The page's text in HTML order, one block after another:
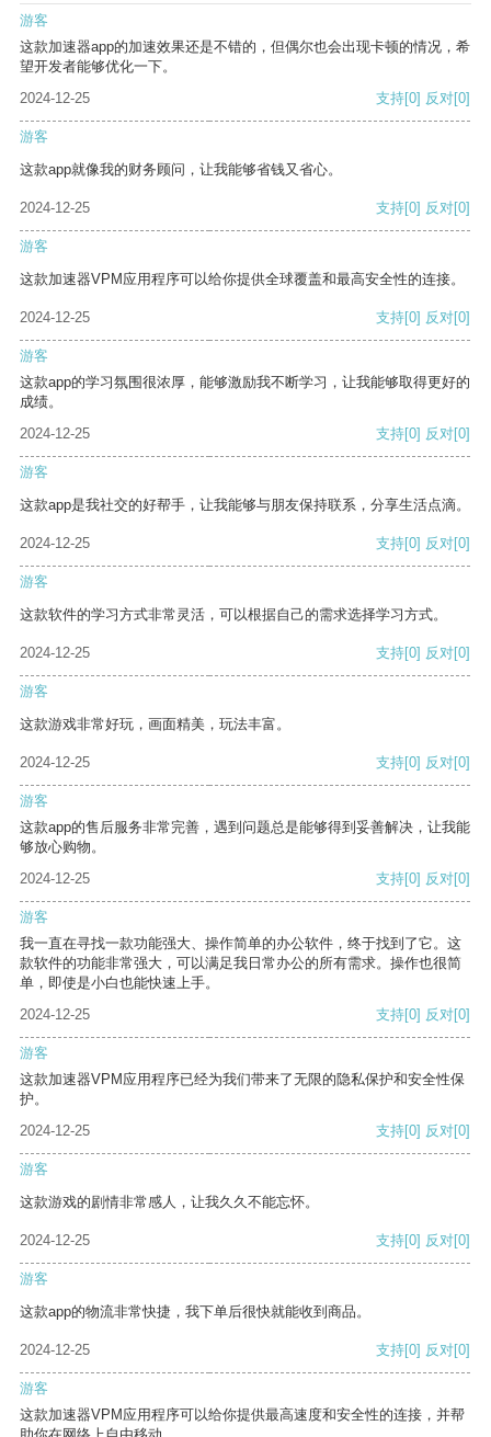
游客
这款加速器app的加速效果还是不错的，但偶尔也会出现卡顿的情况，希
望开发者能够优化一下。
2024-12-25
支持[0] 反对[0]
游客
这款app就像我的财务顾问，让我能够省钱又省心。
2024-12-25 支持[0] 反对[0]
游客
这款加速器VPM应用程序可以给你提供全球覆盖和最高安全性的连接。
2024-12-25 支持[0] 反对[0]
游客
这款app的学习氛围很浓厚，能够激励我不断学习，让我能够取得更好的
成绩。
2024-12-25
支持[0] 反对[0]
游客
这款app是我社交的好帮手，让我能够与朋友保持联系，分享生活点滴。
2024-12-25 支持[0] 反对[0]
游客
这款软件的学习方式非常灵活，可以根据自己的需求选择学习方式。
2024-12-25 支持[0] 反对[0]
游客
这款游戏非常好玩，画面精美，玩法丰富。
2024-12-25 支持[0] 反对[0]
游客
这款app的售后服务非常完善，遇到问题总是能够得到妥善解决，让我能
够放心购物。
2024-12-25
支持[0] 反对[0]
游客
我一直在寻找一款功能强大、操作简单的办公软件，终于找到了它。这
款软件的功能非常强大，可以满足我日常办公的所有需求。操作也很简
单，即使是小白也能快速上手。
2024-12-25
支持[0] 反对[0]
游客
这款加速器VPM应用程序已经为我们带来了无限的隐私保护和安全性保
护。
2024-12-25
支持[0] 反对[0]
游客
这款游戏的剧情非常感人，让我久久不能忘怀。
2024-12-25 支持[0] 反对[0]
游客
这款app的物流非常快捷，我下单后很快就能收到商品。
2024-12-25 支持[0] 反对[0]
游客
这款加速器VPM应用程序可以给你提供最高速度和安全性的连接，并帮